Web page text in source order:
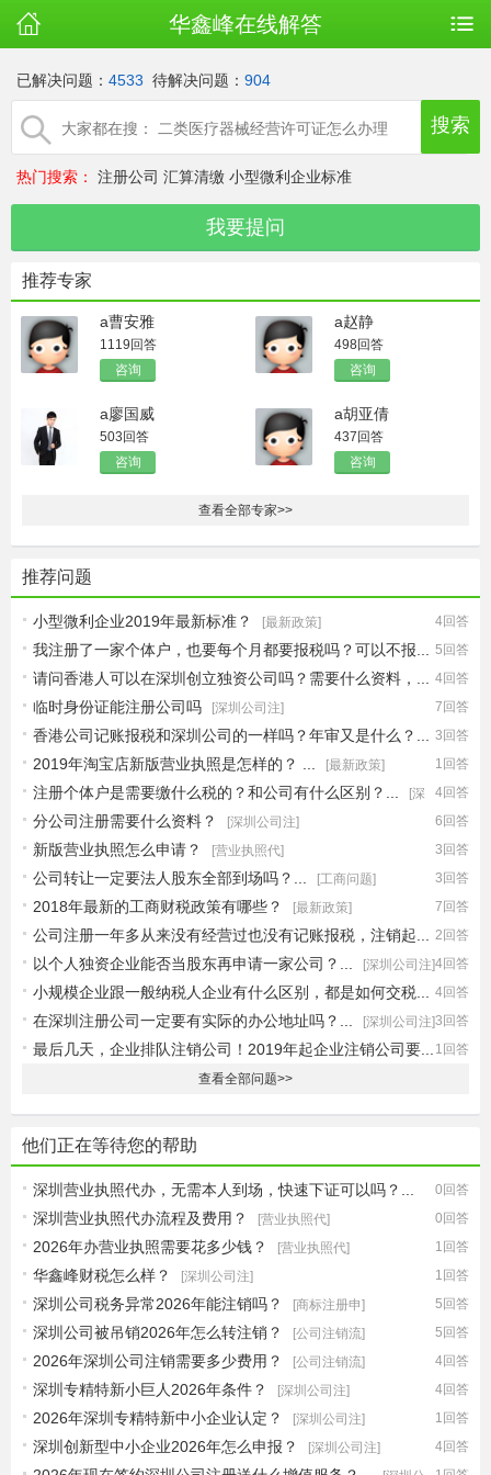
华鑫峰在线解答
已解决问题： 4533 待解决问题： 904
热门搜索： 注册公司 汇算清缴 小型微利企业标准
推荐专家
a曹安雅
1119回答
咨询
a赵静
498回答
咨询
a廖国威
503回答
咨询
a胡亚倩
437回答
咨询
查看全部专家>>
推荐问题
4回答
小型微利企业2019年最新标准？
[最新政策]
5回答
我注册了一家个体户，也要每个月都要报税吗？可以不报...
[深圳公司注] 4回答
请问香港人可以在深圳创立独资公司吗？需要什么资料，...
[深圳公司注] 7回答
临时身份证能注册公司吗
[深圳公司注]
3回答
香港公司记账报税和深圳公司的一样吗？年审又是什么？...
[财税问题] 1回答
2019年淘宝店新版营业执照是怎样的？ ...
[最新政策]
4回答
注册个体户是需要缴什么税的？和公司有什么区别？...
[深
圳公司注]
6回答
分公司注册需要什么资料？
[深圳公司注]
3回答
新版营业执照怎么申请？
[营业执照代]
3回答
公司转让一定要法人股东全部到场吗？...
[工商问题]
7回答
2018年最新的工商财税政策有哪些？
[最新政策]
2回答
公司注册一年多从来没有经营过也没有记账报税，注销起...
[公司注销流] 4回答
以个人独资企业能否当股东再申请一家公司？...
[深圳公司注]
4回答
小规模企业跟一般纳税人企业有什么区别，都是如何交税...
[记账报税] 3回答
在深圳注册公司一定要有实际的办公地址吗？...
[深圳公司注]
1回答
最后几天，企业排队注销公司！2019年起企业注销公司要...
查看全部问题>>
他们正在等待您的帮助
0回答
深圳营业执照代办，无需本人到场，快速下证可以吗？...
[营业执照代] 0回答
深圳营业执照代办流程及费用？
[营业执照代]
1回答
2026年办营业执照需要花多少钱？
[营业执照代]
1回答
华鑫峰财税怎么样？
[深圳公司注]
5回答
深圳公司税务异常2026年能注销吗？
[商标注册申]
5回答
深圳公司被吊销2026年怎么转注销？
[公司注销流]
4回答
2026年深圳公司注销需要多少费用？
[公司注销流]
4回答
深圳专精特新小巨人2026年条件？
[深圳公司注]
1回答
2026年深圳专精特新中小企业认定？
[深圳公司注]
4回答
深圳创新型中小企业2026年怎么申报？
[深圳公司注]